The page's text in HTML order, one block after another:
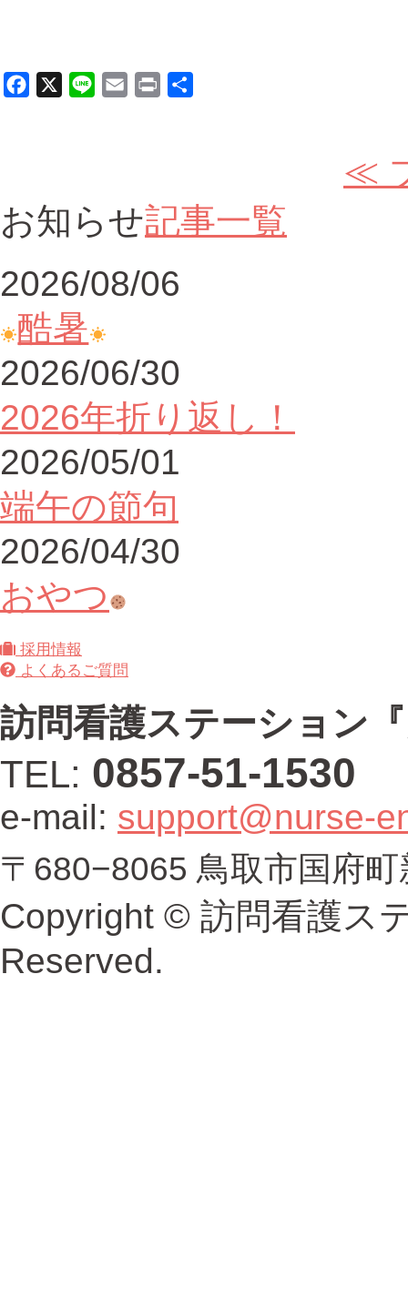
Facebook Line Email Print
≪
お知らせ記事一覧
2026/08/06
酷暑
2026/06/30
2026年折り返し！
2026/05/01
端午の節句
2026/04/30
おやつ
採用情報
よくあるご質問
訪問看護ステーション
TEL: 0857-51-1530
e-mail: support@nurse-
〒680−8065 鳥取市国府
Copyright © 訪問看護ス
Reserved.